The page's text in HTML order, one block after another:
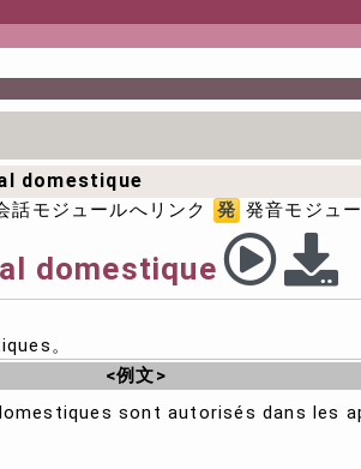
domestique
話モジュールへリンク 発 発音モジュ
domestique
。
<例文>
sont autorisés dans les